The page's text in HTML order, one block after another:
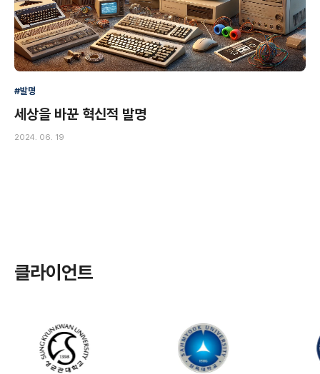
#발명
세상을 바꾼 혁신적 발명
2024. 06. 19
클라이언트